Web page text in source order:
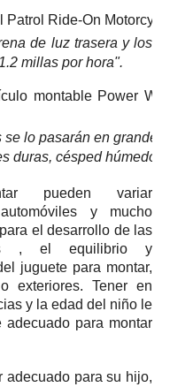
Patrol Ride-On
de luz trasera y los
millas por hora".
montable Power
lo pasarán en grande
duras, césped húmedo
pueden variar
y mucho
el desarrollo de las
, el equilibrio y
juguete para montar,
exteriores. Tener en
y la edad del niño le
para montar
adecuado para su hijo,